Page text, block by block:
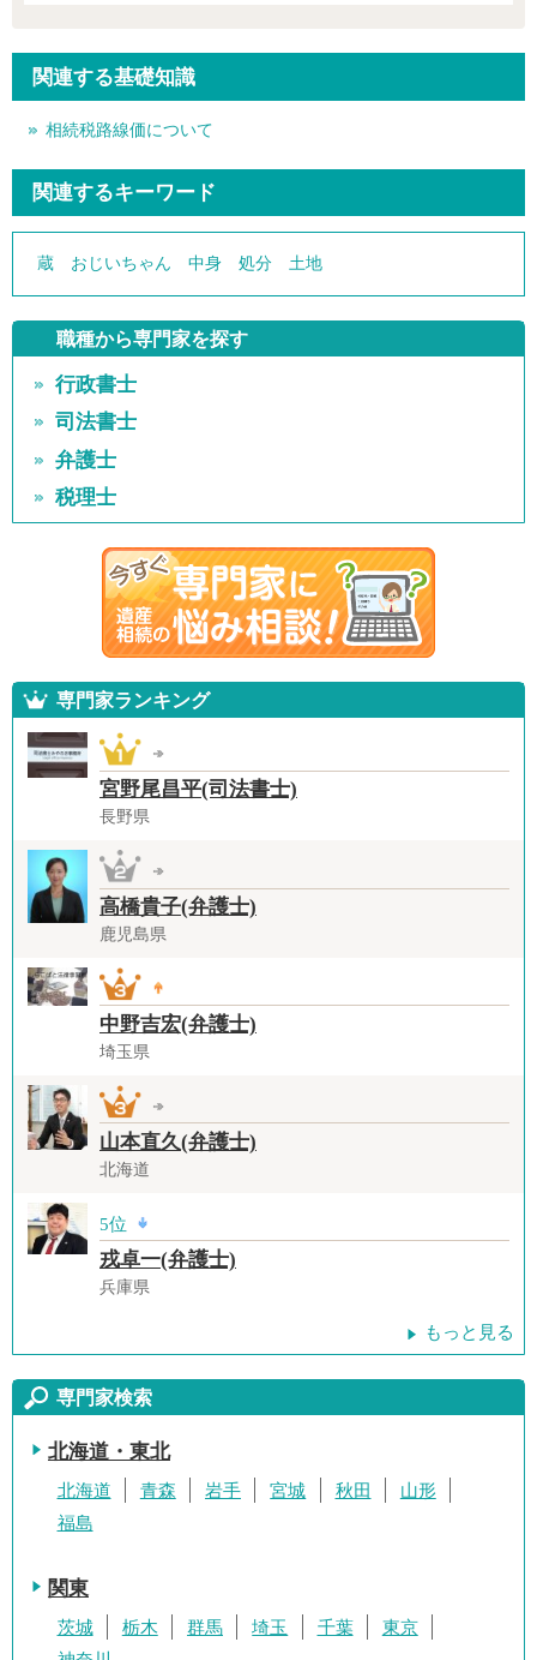
関連する基礎知識
相続税路線価について
関連するキーワード
蔵 おじいちゃん 中身 処分 土地
職種から専門家を探す
行政書士
司法書士
弁護士
税理士
専門家ランキング
宮野尾昌平(司法書士)
長野県
高橋貴子(弁護士)
鹿児島県
中野吉宏(弁護士)
埼玉県
山本直久(弁護士)
北海道
5位
戎卓一(弁護士)
兵庫県
もっと見る
専門家検索
北海道・東北
北海道 青森 岩手 宮城 秋田
山形
福島
関東
茨城 栃木 群馬 埼玉 千葉
東京